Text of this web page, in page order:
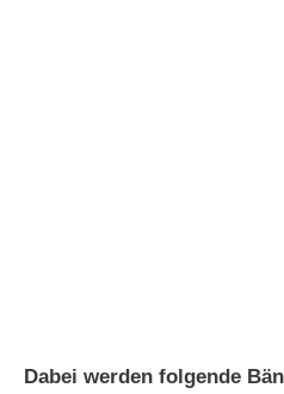
Dabei werden folgende